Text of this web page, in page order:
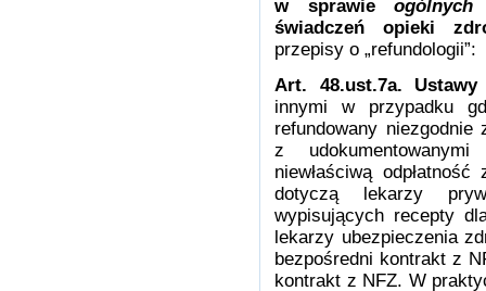
w sprawie
świadczeń opieki
przepisy o „refundologii”:
Art. 48.ust.7a.
innymi w przypadku
refundowany niezgodnie
z
niewłaściwą
dotyczą lekarzy
wypisujących recepty
lekarzy ubezpieczenia
bezpośredni kontrakt z
kontrakt z NFZ. W